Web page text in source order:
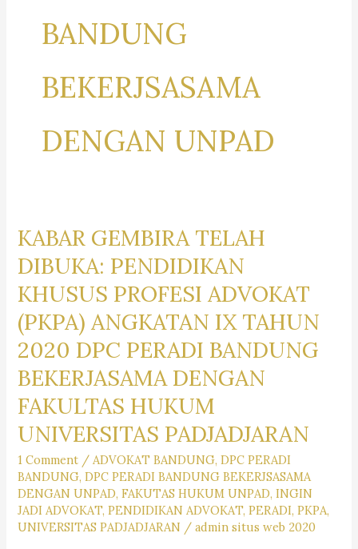
BANDUNG
BEKERJSASAMA
DENGAN UNPAD
KABAR GEMBIRA TELAH
DIBUKA: PENDIDIKAN
KHUSUS PROFESI ADVOKAT
(PKPA) ANGKATAN IX TAHUN
2020 DPC PERADI BANDUNG
BEKERJASAMA DENGAN
FAKULTAS HUKUM
UNIVERSITAS PADJADJARAN
1 Comment /ADVOKAT BANDUNG,DPC PERADI
BANDUNG,DPC PERADI BANDUNG BEKERJSASAMA
DENGAN UNPAD,FAKUTAS HUKUM UNPAD,INGIN
JADI ADVOKAT,PENDIDIKAN ADVOKAT,PERADI,PKPA,
UNIVERSITAS PADJADJARAN /admin situs web 2020